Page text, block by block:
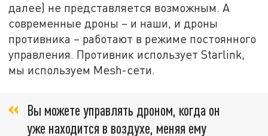
далее) не представляется возможным. А
современные дроны – и наши, и дроны
противника – работают в режиме постоянного
управления. Противник использует Starlink,
мы используем Mesh-сети.
Вы можете управлять дроном, когда он
уже находится в воздухе, меняя ему